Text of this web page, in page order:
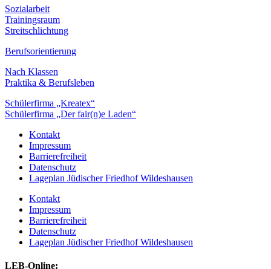
Sozialarbeit
Trainingsraum
Streitschlichtung
Berufsorientierung
Nach Klassen
Praktika & Berufsleben
Schülerfirma „Kreatex“
Schülerfirma „Der fair(n)e Laden“
Kontakt
Impressum
Barrierefreiheit
Datenschutz
Lageplan Jüdischer Friedhof Wildeshausen
Kontakt
Impressum
Barrierefreiheit
Datenschutz
Lageplan Jüdischer Friedhof Wildeshausen
LEB-Online: